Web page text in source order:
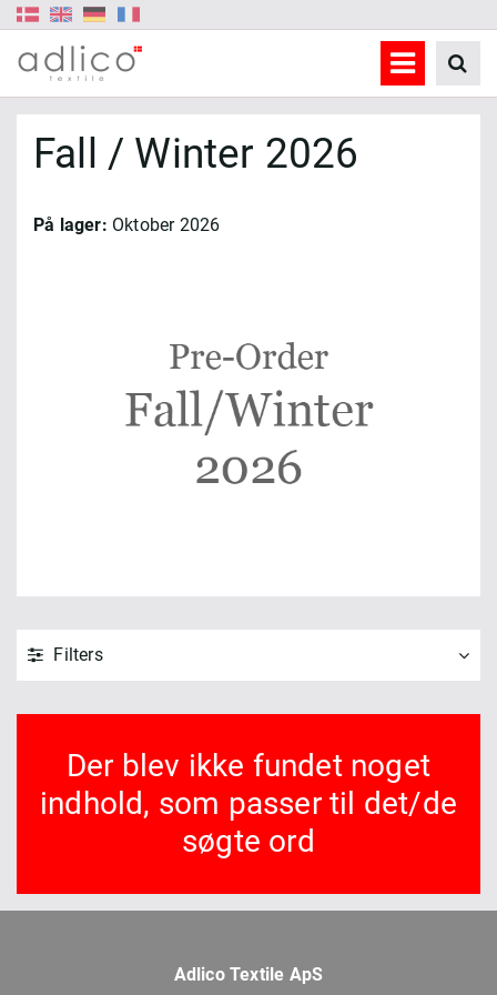
Fall / Winter 2026
På lager: Oktober 2026
Filters
Der blev ikke fundet noget
indhold, som passer til det/de
søgte ord
Adlico Textile ApS